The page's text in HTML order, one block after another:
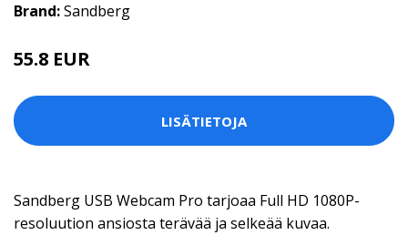
Brand:Sandberg
55.8 EUR
LISÄTIETOJA
Sandberg USB Webcam Pro tarjoaa Full HD 1080P-
resoluution ansiosta terävää ja selkeää kuvaa.